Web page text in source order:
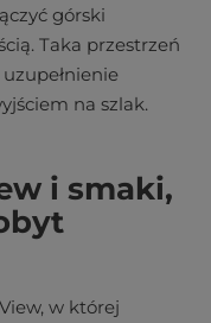
górski
Taka przestrzeń
na szlak.
i smaki,
w której